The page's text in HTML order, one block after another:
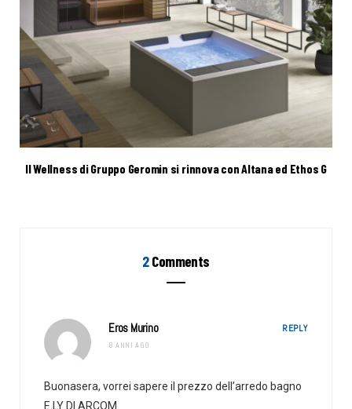
Il Wellness di Gruppo Geromin si rinnova con Altana ed Ethos G
2Comments
Eros Murino
8 ANNI AGO
REPLY
Buonasera, vorrei sapere il prezzo dell’arredo bagno
E.LY DI ARCOM.